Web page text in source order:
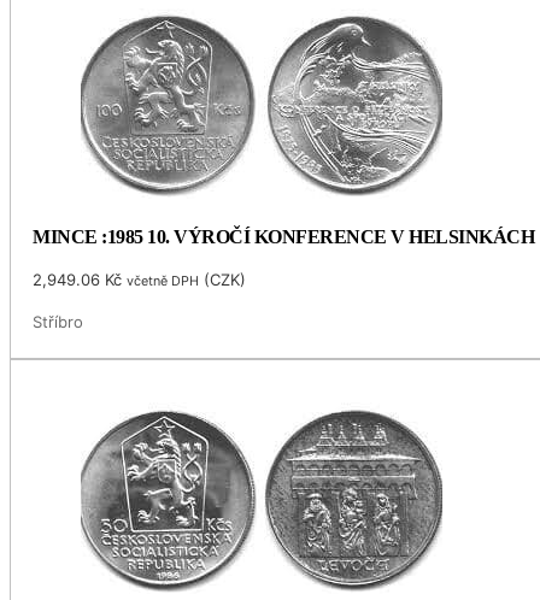
MINCE :1985 10. VÝROČÍ KONFERENCE V HELSINKÁCH
2,949.06 Kč včetně DPH (CZK)
Stříbro